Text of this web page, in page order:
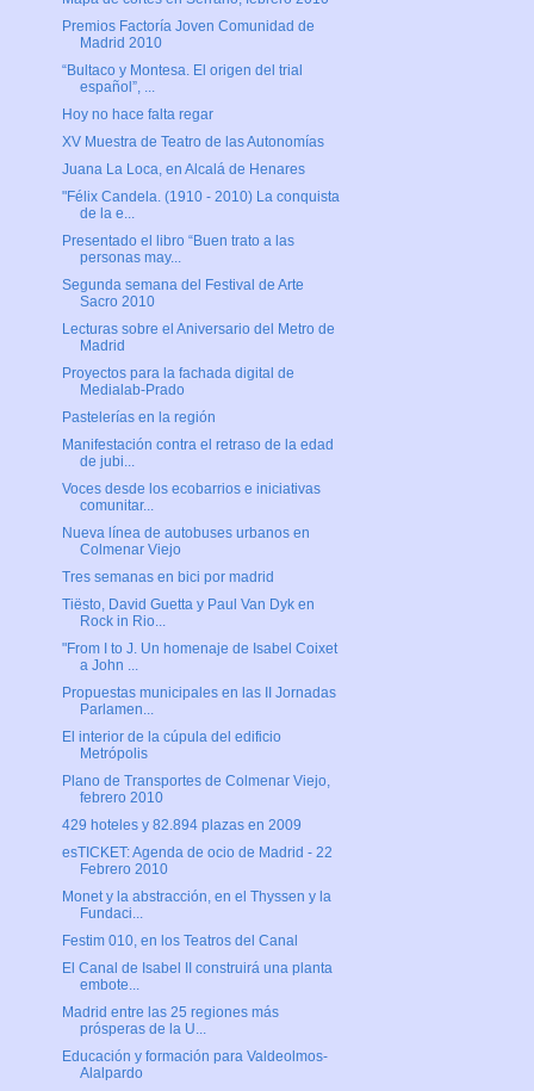
Premios Factoría Joven Comunidad de
Madrid 2010
“Bultaco y Montesa. El origen del trial
español”, ...
Hoy no hace falta regar
XV Muestra de Teatro de las Autonomías
Juana La Loca, en Alcalá de Henares
"Félix Candela. (1910 - 2010) La conquista
de la e...
Presentado el libro “Buen trato a las
personas may...
Segunda semana del Festival de Arte
Sacro 2010
Lecturas sobre el Aniversario del Metro de
Madrid
Proyectos para la fachada digital de
Medialab-Prado
Pastelerías en la región
Manifestación contra el retraso de la edad
de jubi...
Voces desde los ecobarrios e iniciativas
comunitar...
Nueva línea de autobuses urbanos en
Colmenar Viejo
Tres semanas en bici por madrid
Tiësto, David Guetta y Paul Van Dyk en
Rock in Rio...
"From I to J. Un homenaje de Isabel Coixet
a John ...
Propuestas municipales en las II Jornadas
Parlamen...
El interior de la cúpula del edificio
Metrópolis
Plano de Transportes de Colmenar Viejo,
febrero 2010
429 hoteles y 82.894 plazas en 2009
esTICKET: Agenda de ocio de Madrid - 22
Febrero 2010
Monet y la abstracción, en el Thyssen y la
Fundaci...
Festim 010, en los Teatros del Canal
El Canal de Isabel II construirá una planta
embote...
Madrid entre las 25 regiones más
prósperas de la U...
Educación y formación para Valdeolmos-
Alalpardo